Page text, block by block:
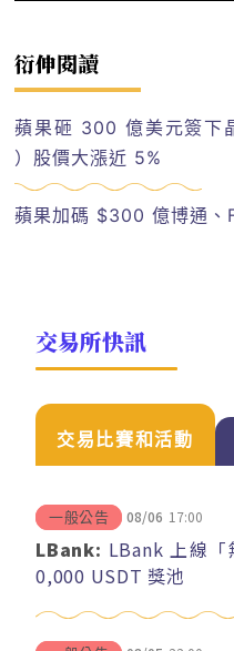
衍伸閱讀
蘋果砸 300 億美元簽下
）股價大漲近 5%
蘋果加碼 $300 億博通
交易所快訊
交易比賽和活動
一般公告 08/06 17:00
LBank: LBank 上線
0,000 USDT 獎池